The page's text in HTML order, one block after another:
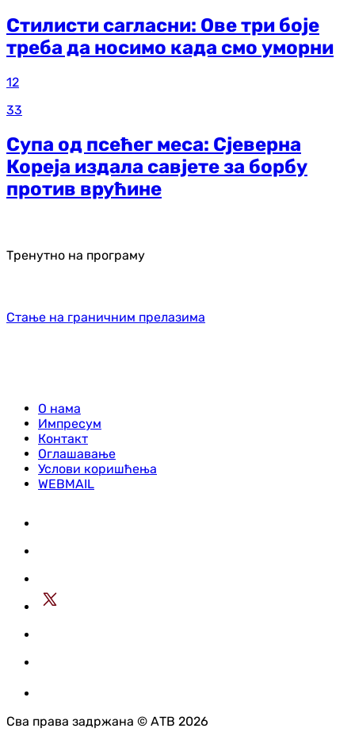
Стилисти сагласни: Ове три боје
треба да носимо када смо уморни
12
33
Супа од псећег меса: Сјеверна
Кореја издала савјете за борбу
против врућине
Тренутно на програму
Стање на граничним прелазима
О нама
Импресум
Контакт
Оглашавање
Услови коришћења
WEBMAIL
Сва права задржана © АТВ 2026